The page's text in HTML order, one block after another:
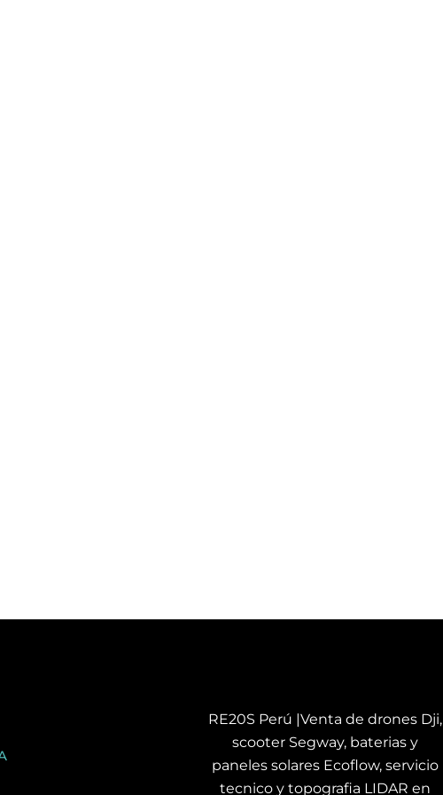
RE20S Perú |Venta de drones Dji,
scooter Segway, baterias y
paneles solares Ecoflow, servicio
tecnico y topografia LIDAR en